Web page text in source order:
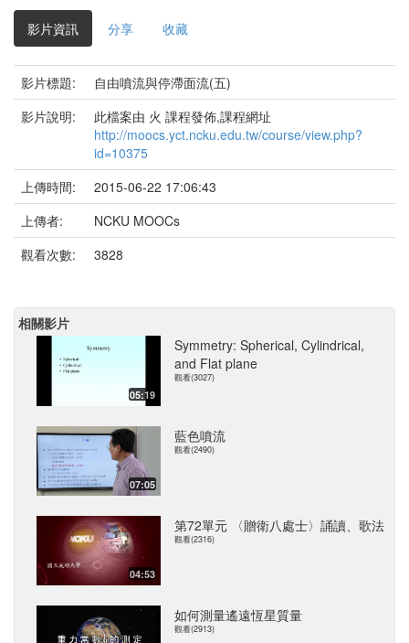
影片資訊 分享 收藏
影片標題:
自由噴流與停滯面流(五)
影片說明:
此檔案由 火 課程發佈,課程網址
http://moocs.yct.ncku.edu.tw/course/view.php?
id=10375
上傳時間:
2015-06-22 17:06:43
上傳者:
NCKU MOOCs
觀看次數:
3828
相關影片
05:19
Symmetry: Spherical, Cylindrical,
and Flat plane
觀看(3027)
07:05
藍色噴流
觀看(2490)
04:53
第72單元 〈贈衛八處士〉誦讀、歌法
觀看(2316)
如何測量遙遠恆星質量
觀看(2913)